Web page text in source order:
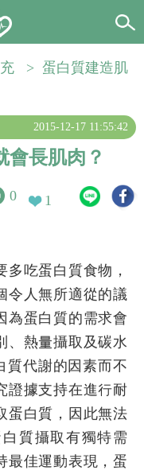
> 蛋白質建造肌
2015-12-17 11:55:42
會長肌肉？
0 1
吃蛋白質食物，
令人無所適從的議
為蛋白質的需求會
、熱量攝取及碳水
質代謝的因素而不
證據支持在進行耐
蛋白質，因此無法
質攝取有獨特需
最佳運動表現，蛋